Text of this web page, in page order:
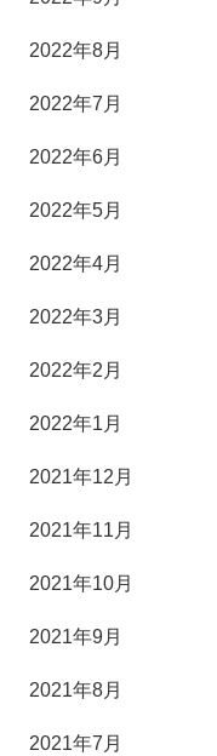
2022年8月
2022年7月
2022年6月
2022年5月
2022年4月
2022年3月
2022年2月
2022年1月
2021年12月
2021年11月
2021年10月
2021年9月
2021年8月
2021年7月